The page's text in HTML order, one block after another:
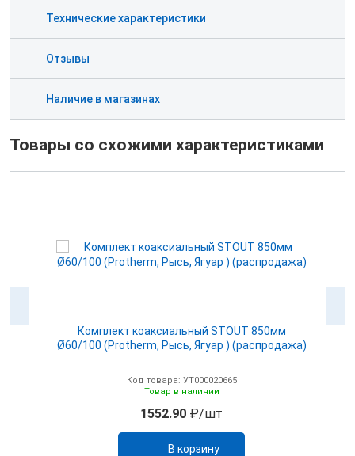
Технические характеристики
Отзывы
Наличие в магазинах
Товары со схожими характеристиками
Комплект коаксиальный STOUT 850мм
Ø60/100 (Protherm, Рысь, Ягуар ) (распродажа)
Код товара: УТ000020665
Товар в наличии
1552.90 ₽/шт
В корзину